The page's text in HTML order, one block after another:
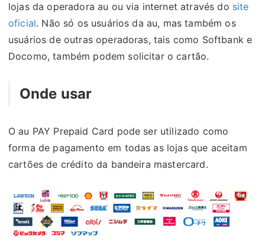
lojas da operadora au ou via internet através do site
oficial. Não só os usuários da au, mas também os
usuários de outras operadoras, tais como Softbank e
Docomo, também podem solicitar o cartão.
Onde usar
O au PAY Prepaid Card pode ser utilizado como
forma de pagamento em todas as lojas que aceitam
cartões de crédito da bandeira mastercard.